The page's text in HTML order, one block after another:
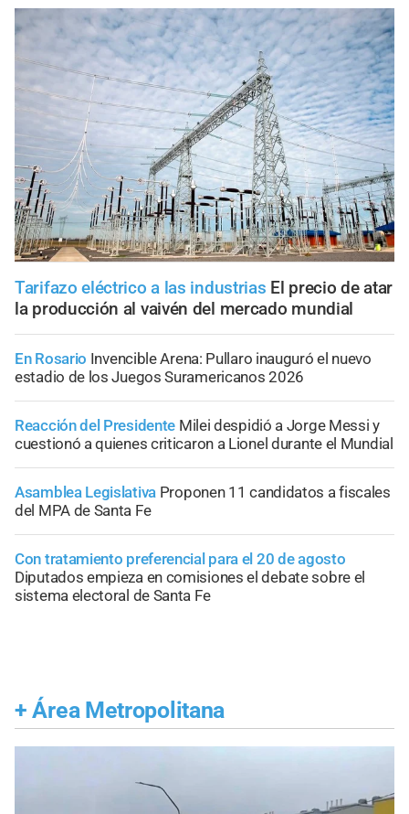
Tarifazo eléctrico a las industrias El precio de atar
la producción al vaivén del mercado mundial
En Rosario Invencible Arena: Pullaro inauguró el nuevo
estadio de los Juegos Suramericanos 2026
Reacción del Presidente Milei despidió a Jorge Messi y
cuestionó a quienes criticaron a Lionel durante el Mundial
Asamblea Legislativa Proponen 11 candidatos a fiscales
del MPA de Santa Fe
Con tratamiento preferencial para el 20 de agosto
Diputados empieza en comisiones el debate sobre el
sistema electoral de Santa Fe
+ Área Metropolitana